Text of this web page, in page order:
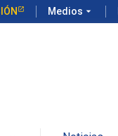
Medios arrow_drop_down